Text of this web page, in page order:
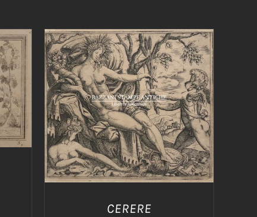
AGGIUNGI AL CARRELLO
/
DETTAGLI
CERERE